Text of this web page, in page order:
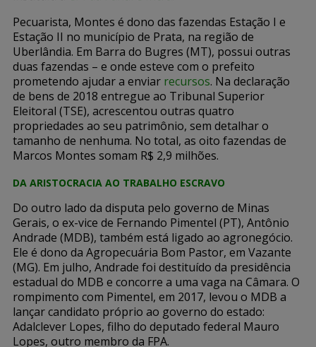
Pecuarista, Montes é dono das fazendas Estação I e
Estação II no município de Prata, na região de
Uberlândia. Em Barra do Bugres (MT), possui outras
duas fazendas – e onde esteve com o prefeito
prometendo ajudar a enviar recursos. Na declaração
de bens de 2018 entregue ao Tribunal Superior
Eleitoral (TSE), acrescentou outras quatro
propriedades ao seu patrimônio, sem detalhar o
tamanho de nenhuma. No total, as oito fazendas de
Marcos Montes somam R$ 2,9 milhões.
DA ARISTOCRACIA AO TRABALHO ESCRAVO
Do outro lado da disputa pelo governo de Minas
Gerais, o ex-vice de Fernando Pimentel (PT), Antônio
Andrade (MDB), também está ligado ao agronegócio.
Ele é dono da Agropecuária Bom Pastor, em Vazante
(MG). Em julho, Andrade foi destituído da presidência
estadual do MDB e concorre a uma vaga na Câmara. O
rompimento com Pimentel, em 2017, levou o MDB a
lançar candidato próprio ao governo do estado:
Adalclever Lopes, filho do deputado federal Mauro
Lopes, outro membro da FPA.